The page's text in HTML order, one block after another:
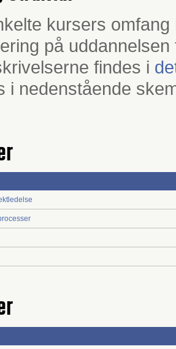
kursers
på
findes i
i nedenstående